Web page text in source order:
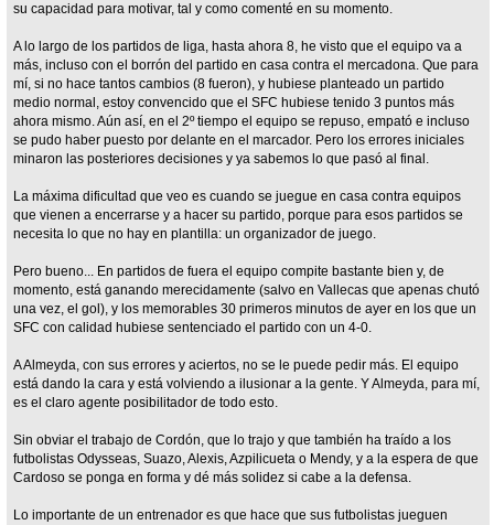
su capacidad para motivar, tal y como comenté en su momento.
A lo largo de los partidos de liga, hasta ahora 8, he visto que el equipo va a
más, incluso con el borrón del partido en casa contra el mercadona. Que para
mí, si no hace tantos cambios (8 fueron), y hubiese planteado un partido
medio normal, estoy convencido que el SFC hubiese tenido 3 puntos más
ahora mismo. Aún así, en el 2º tiempo el equipo se repuso, empató e incluso
se pudo haber puesto por delante en el marcador. Pero los errores iniciales
minaron las posteriores decisiones y ya sabemos lo que pasó al final.
La máxima dificultad que veo es cuando se juegue en casa contra equipos
que vienen a encerrarse y a hacer su partido, porque para esos partidos se
necesita lo que no hay en plantilla: un organizador de juego.
Pero bueno... En partidos de fuera el equipo compite bastante bien y, de
momento, está ganando merecidamente (salvo en Vallecas que apenas chutó
una vez, el gol), y los memorables 30 primeros minutos de ayer en los que un
SFC con calidad hubiese sentenciado el partido con un 4-0.
A Almeyda, con sus errores y aciertos, no se le puede pedir más. El equipo
está dando la cara y está volviendo a ilusionar a la gente. Y Almeyda, para mí,
es el claro agente posibilitador de todo esto.
Sin obviar el trabajo de Cordón, que lo trajo y que también ha traído a los
futbolistas Odysseas, Suazo, Alexis, Azpilicueta o Mendy, y a la espera de que
Cardoso se ponga en forma y dé más solidez si cabe a la defensa.
Lo importante de un entrenador es que hace que sus futbolistas jueguen